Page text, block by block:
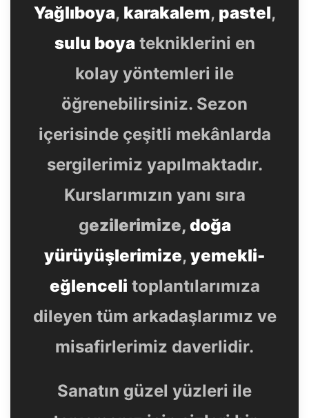
Yağlıboya, karakalem, pastel,
sulu boyatekniklerini en
kolay yöntemleri ile
öğrenebilirsiniz. Sezon
içerisinde çeşitli mekânlarda
sergilerimiz yapılmaktadır.
Kurslarımızın yanı sıra
gezilerimize, doğa
yürüyüşlerimize, yemekli-
eğlenceli toplantılarımıza
dileyen tüm arkadaşlarımız ve
misafirlerimiz daverlidir.
Sanatın güzel yüzleri ile